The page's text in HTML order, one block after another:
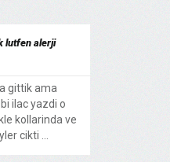
lutfen alerji
gittik ama
ilac yazdi o
kollarinda ve
cikti ...